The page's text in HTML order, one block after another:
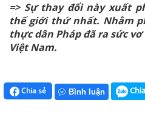
=> Sự thay đổi này xuất
thế giới thứ nhất. Nhằm
thực dân Pháp đã ra sức
Việt Nam.
Chia sẻ Bình luận